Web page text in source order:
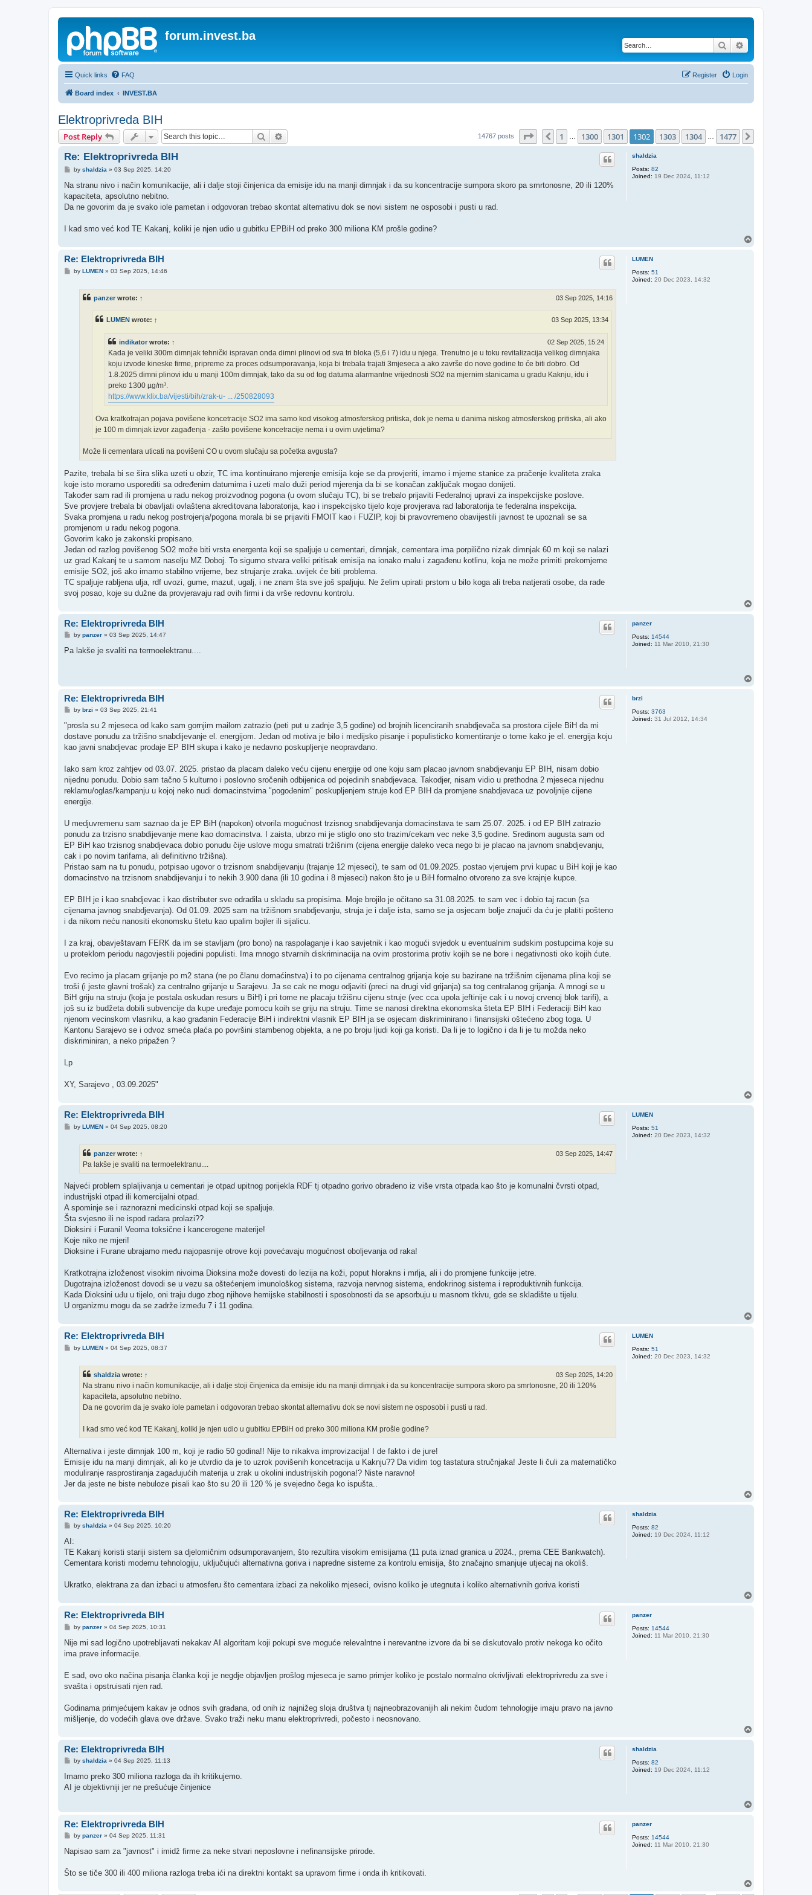
forum.invest.ba
Search
Quick links FAQ Login
Register
Board index INVEST.BA
Elektroprivreda BIH
Post Reply Search 14767 posts Page 1302of1477
Previous
1 1300 1301 1302 1303 1304 1477
shaldzia
Posts: 82
Joined: 19 Dec 2024, 11:12
Re: Elektroprivreda BIH
P
s
by shaldzia » 03 Sep 2025, 14:20
Na stranu nivo i način komunikacije, ali i dalje stoji činjenica da emisije idu na manji dimnjak i da su koncentracije sumpora skoro pa smrtonosne, 20 ili 120%
kapaciteta, apsolutno nebitno.
Da ne govorim da je svako iole pametan i odgovoran trebao skontat alternativu dok se novi sistem ne osposobi i pusti u rad.
I kad smo već kod TE Kakanj, koliki je njen udio u gubitku EPBiH od preko 300 miliona KM prošle godine?
LUMEN
Posts: 51
Joined: 20 Dec 2023, 14:32
Re: Elektroprivreda BIH
Pby LUMEN» 03 Sep 2025, 14:46
panzer wrote: ↑ 03 Sep 2025, 14:16
LUMEN wrote: ↑ 03 Sep 2025, 13:34
indikator wrote: ↑ 02 Sep 2025, 15:24
Kada je veliki 300m dimnjak tehnički ispravan onda dimni plinovi od sva tri bloka (5,6 i 7) idu u njega. Trenutno je u toku revitalizacija velikog dimnjaka
koju izvode kineske firme, pripreme za proces odsumporavanja, koja bi trebala trajati 3mjeseca a ako završe do nove godine to će biti dobro. Od
1.8.2025 dimni plinovi idu u manji 100m dimnjak, tako da su od tog datuma alarmantne vrijednosti SO2 na mjernim stanicama u gradu Kaknju, idu i
preko 1300 µg/m³.
https://www.klix.ba/vijesti/bih/zrak-u- ... /250828093
Ova kratkotrajan pojava povišene koncetracije SO2 ima samo kod visokog atmosferskog pritiska, dok je nema u danima niskog atmosferskog pritiska, ali ako
je 100 m dimnjak izvor zagađenja - zašto povišene koncetracije nema i u ovim uvjetima?
Može li cementara uticati na povišeni CO u ovom slučaju sa početka avgusta?
Pazite, trebala bi se šira slika uzeti u obzir, TC ima kontinuirano mjerenje emisija koje se da provjeriti, imamo i mjerne stanice za pračenje kvaliteta zraka
koje isto moramo usporediti sa određenim datumima i uzeti malo duži period mjerenja da bi se konačan zaključak mogao donijeti.
Također sam rad ili promjena u radu nekog proizvodnog pogona (u ovom slučaju TC), bi se trebalo prijaviti Federalnoj upravi za inspekcijske poslove.
Sve provjere trebala bi obavljati ovlaštena akreditovana laboratorija, kao i inspekcijsko tijelo koje provjerava rad laboratorija te federalna inspekcija.
Svaka promjena u radu nekog postrojenja/pogona morala bi se prijaviti FMOIT kao i FUZIP, koji bi pravovremeno obavijestili javnost te upoznali se sa
promjenom u radu nekog pogona.
Govorim kako je zakonski propisano.
Jedan od razlog povišenog SO2 može biti vrsta energenta koji se spaljuje u cementari, dimnjak, cementara ima porpilično nizak dimnjak 60 m koji se nalazi
uz grad Kakanj te u samom naselju MZ Doboj. To sigurno stvara veliki pritisak emisija na ionako malu i zagađenu kotlinu, koja ne može primiti prekomjerne
emisije SO2, još ako imamo stabilno vrijeme, bez strujanje zraka..uvijek će biti problema.
TC spaljuje rabljena ulja, rdf uvozi, gume, mazut, ugalj, i ne znam šta sve još spaljuju. Ne želim upirati prstom u bilo koga ali treba natjerati osobe, da rade
svoj posao, koje su dužne da provjeravaju rad ovih firmi i da vrše redovnu kontrolu.
panzer
Posts: 14544
Joined: 11 Mar 2010, 21:30
Re: Elektroprivreda BIH
P
s
by panzer» 03 Sep 2025, 14:47
Pa lakše je svaliti na termoelektranu....
brzi
Posts: 3763
Joined: 31 Jul 2012, 14:34
Re: Elektroprivreda BIH
P
s
by brzi » 03 Sep 2025, 21:41
"prosla su 2 mjeseca od kako sam gornjim mailom zatrazio (peti put u zadnje 3,5 godine) od brojnih licenciranih snabdjevača sa prostora cijele BiH da mi
dostave ponudu za tržišno snabdijevanje el. energijom. Jedan od motiva je bilo i medijsko pisanje i populisticko komentiranje o tome kako je el. energija koju
kao javni snabdjevac prodaje EP BIH skupa i kako je nedavno poskupljenje neopravdano.
Iako sam kroz zahtjev od 03.07. 2025. pristao da placam daleko veću cijenu energije od one koju sam placao javnom snabdjevanju EP BIH, nisam dobio
nijednu ponudu. Dobio sam tačno 5 kulturno i poslovno sročenih odbijenica od pojedinih snabdjevaca. Takodjer, nisam vidio u prethodna 2 mjeseca nijednu
reklamu/oglas/kampanju u kojoj neko nudi domacinstvima "pogođenim" poskupljenjem struje kod EP BIH da promjene snabdjevaca uz povoljnije cijene
energije.
U medjuvremenu sam saznao da je EP BiH (napokon) otvorila mogućnost trzisnog snabdijevanja domacinstava te sam 25.07. 2025. i od EP BIH zatrazio
ponudu za trzisno snabdijevanje mene kao domacinstva. I zaista, ubrzo mi je stiglo ono sto trazim/cekam vec neke 3,5 godine. Sredinom augusta sam od
EP BiH kao trzisnog snabdjevaca dobio ponudu čije uslove mogu smatrati tržišnim (cijena energije daleko veca nego bi je placao na javnom snabdjevanju,
cak i po novim tarifama, ali definitivno tržišna).
Pristao sam na tu ponudu, potpisao ugovor o trzisnom snabdijevanju (trajanje 12 mjeseci), te sam od 01.09.2025. postao vjerujem prvi kupac u BiH koji je kao
domacinstvo na trzisnom snabdijevanju i to nekih 3.900 dana (ili 10 godina i 8 mjeseci) nakon što je u BiH formalno otvoreno za sve krajnje kupce.
EP BIH je i kao snabdjevac i kao distributer sve odradila u skladu sa propisima. Moje brojilo je očitano sa 31.08.2025. te sam vec i dobio taj racun (sa
cijenama javnog snabdjevanja). Od 01.09. 2025 sam na tržišnom snabdjevanju, struja je i dalje ista, samo se ja osjecam bolje znajući da ću je platiti pošteno
i da nikom neću nanositi ekonomsku štetu kao upalim bojler ili sijalicu.
I za kraj, obavještavam FERK da im se stavljam (pro bono) na raspolaganje i kao savjetnik i kao mogući svjedok u eventualnim sudskim postupcima koje su
u proteklom periodu nagovjestili pojedini populisti. Ima mnogo stvarnih diskriminacija na ovim prostorima protiv kojih se ne bore i negativnosti oko kojih ćute.
Evo recimo ja placam grijanje po m2 stana (ne po članu domaćinstva) i to po cijenama centralnog grijanja koje su bazirane na tržišnim cijenama plina koji se
troši (i jeste glavni trošak) za centralno grijanje u Sarajevu. Ja se cak ne mogu odjaviti (preci na drugi vid grijanja) sa tog centralanog grijanja. A mnogi se u
BiH griju na struju (koja je postala oskudan resurs u BiH) i pri tome ne placaju tržišnu cijenu struje (vec cca upola jeftinije cak i u novoj crvenoj blok tarifi), a
još su iz budžeta dobili subvencije da kupe uređaje pomocu koih se griju na struju. Time se nanosi direktna ekonomska šteta EP BIH i Federaciji BiH kao
njenom vecinskom vlasniku, a kao građanin Federacije BiH i indirektni vlasnik EP BIH ja se osjecam diskriminirano i finansijski oštećeno zbog toga. U
Kantonu Sarajevo se i odvoz smeća plaća po površini stambenog objekta, a ne po broju ljudi koji ga koristi. Da li je to logično i da li je tu možda neko
diskriminiran, a neko pripažen ?
Lp
XY, Sarajevo , 03.09.2025"
LUMEN
Posts: 51
Joined: 20 Dec 2023, 14:32
Re: Elektroprivreda BIH
Pby LUMEN» 04 Sep 2025, 08:20
panzer wrote: ↑ 03 Sep 2025, 14:47
Pa lakše je svaliti na termoelektranu....
Najveći problem splaljivanja u cementari je otpad upitnog porijekla RDF tj otpadno gorivo obrađeno iz više vrsta otpada kao što je komunalni čvrsti otpad,
industrijski otpad ili komercijalni otpad.
A spominje se i raznorazni medicinski otpad koji se spaljuje.
Šta svjesno ili ne ispod radara prolazi??
Dioksini i Furani! Veoma toksične i kancerogene materije!
Koje niko ne mjeri!
Dioksine i Furane ubrajamo među najopasnije otrove koji povećavaju mogućnost oboljevanja od raka!
Kratkotrajna izloženost visokim nivoima Dioksina može dovesti do lezija na koži, poput hlorakns i mrlja, ali i do promjene funkcije jetre.
Dugotrajna izloženost dovodi se u vezu sa oštećenjem imunološkog sistema, razvoja nervnog sistema, endokrinog sistema i reproduktivnih funkcija.
Kada Dioksini uđu u tijelo, oni traju dugo zbog njihove hemijske stabilnosti i sposobnosti da se apsorbuju u masnom tkivu, gde se skladište u tijelu.
U organizmu mogu da se zadrže između 7 i 11 godina.
LUMEN
Posts: 51
Joined: 20 Dec 2023, 14:32
Re: Elektroprivreda BIH
Pby LUMEN» 04 Sep 2025, 08:37
shaldzia wrote: ↑ 03 Sep 2025, 14:20
Na stranu nivo i način komunikacije, ali i dalje stoji činjenica da emisije idu na manji dimnjak i da su koncentracije sumpora skoro pa smrtonosne, 20 ili 120%
kapaciteta, apsolutno nebitno.
Da ne govorim da je svako iole pametan i odgovoran trebao skontat alternativu dok se novi sistem ne osposobi i pusti u rad.
I kad smo već kod TE Kakanj, koliki je njen udio u gubitku EPBiH od preko 300 miliona KM prošle godine?
Alternativa i jeste dimnjak 100 m, koji je radio 50 godina!! Nije to nikakva improvizacija! I de fakto i de jure!
Emisije idu na manji dimnjak, ali ko je utvrdio da je to uzrok povišenih koncetracija u Kaknju?? Da vidim tog tastatura stručnjaka! Jeste li čuli za matematičko
moduliranje rasprostiranja zagađujućih materija u zrak u okolini industrijskih pogona!? Niste naravno!
Jer da jeste ne biste nebuloze pisali kao što su 20 ili 120 % je svejedno čega ko ispušta..
shaldzia
Posts: 82
Joined: 19 Dec 2024, 11:12
Re: Elektroprivreda BIH
P
s
by shaldzia » 04 Sep 2025, 10:20
AI:
TE Kakanj koristi stariji sistem sa djelomičnim odsumporavanjem, što rezultira visokim emisijama (11 puta iznad granica u 2024., prema CEE Bankwatch).
Cementara koristi modernu tehnologiju, uključujući alternativna goriva i napredne sisteme za kontrolu emisija, što značajno smanjuje utjecaj na okoliš.
Ukratko, elektrana za dan izbaci u atmosferu što cementara izbaci za nekoliko mjeseci, ovisno koliko je utegnuta i koliko alternativnih goriva koristi
panzer
Posts: 14544
Joined: 11 Mar 2010, 21:30
Re: Elektroprivreda BIH
P
s
t
by panzer» 04 Sep 2025, 10:31
Nije mi sad logično upotrebljavati nekakav AI algoritam koji pokupi sve moguće relevalntne i nerevantne izvore da bi se diskutovalo protiv nekoga ko očito
ima prave informacije.
E sad, ovo oko načina pisanja članka koji je negdje objavljen prošlog mjeseca je samo primjer koliko je postalo normalno okrivljivati elektroprivredu za sve i
svašta i opstruisati njen rad.
Godinama primjećujem kakav je odnos svih građana, od onih iz najnižeg sloja društva tj najneobrazovanijih ali nekim čudom tehnologije imaju pravo na javno
mišljenje, do vodećih glava ove države. Svako traži neku manu elektroprivredi, počesto i neosnovano.
shaldzia
Posts: 82
Joined: 19 Dec 2024, 11:12
Re: Elektroprivreda BIH
P
s
by shaldzia » 04 Sep 2025, 11:13
Imamo preko 300 miliona razloga da ih kritikujemo.
AI je objektivniji jer ne prešućuje činjenice
panzer
Posts: 14544
Joined: 11 Mar 2010, 21:30
Re: Elektroprivreda BIH
P
s
by panzer» 04 Sep 2025, 11:31
Napisao sam za "javnost" i imidž firme za neke stvari neposlovne i nefinansijske prirode.
Što se tiče 300 ili 400 miliona razloga treba ići na direktni kontakt sa upravom firme i onda ih kritikovati.